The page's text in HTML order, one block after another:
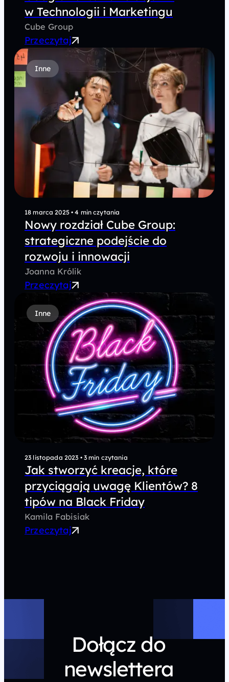
w Technologii i Marketingu
Cube Group
Przeczytaj
Inne
18 marca 2025 • 4 min czytania
Nowy rozdział Cube Group:
strategiczne podejście do
rozwoju i innowacji
Joanna Królik
Przeczytaj
Inne
23 listopada 2023 • 3 min czytania
Jak stworzyć kreacje, które
przyciągają uwagę Klientów? 8
tipów na Black Friday
Kamila Fabisiak
Przeczytaj
Dołącz do
newslettera